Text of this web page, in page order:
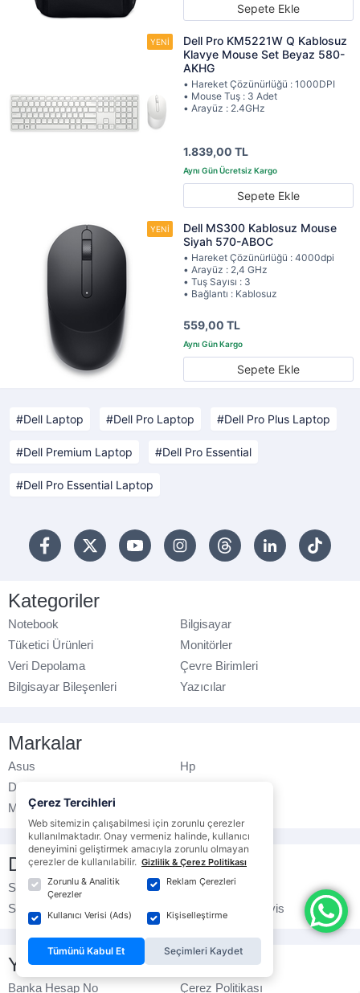
Sepete Ekle
Dell Pro KM5221W Q Kablosuz
Klavye Mouse Set Beyaz 580-
AKHG
• Hareket Çözünürlüğü : 1000DPI
• Mouse Tuş : 3 Adet
• Arayüz : 2.4GHz
1.839,00 TL
Sepete Ekle
Dell MS300 Kablosuz Mouse
Siyah 570-ABOC
• Hareket Çözünürlüğü : 4000dpi
• Arayüz : 2,4 GHz
• Tuş Sayısı : 3
• Bağlantı : Kablosuz
559,00 TL
Sepete Ekle
Dell Laptop Dell Pro Laptop Dell Pro Plus Laptop
Dell Premium Laptop Dell Pro Essential
Dell Pro Essential Laptop
Kategoriler
Notebook
Bilgisayar
Tüketici Ürünleri
Monitörler
Veri Depolama
Çevre Birimleri
Bilgisayar Bileşenleri
Yazıcılar
Markalar
Asus
Hp
Dell
MSI
Destek
Sipariş Takibi
İade İşlemleri
Sık Sorulan Sorular
Yetkili Teknik Servis
Yasal Bilgilendirme
Banka Hesap No Çerez Politikası
Çerez Tercihleri
Web sitemizin çalışabilmesi için zorunlu çerezler
kullanılmaktadır. Onay vermeniz halinde, kullanıcı
deneyimini geliştirmek amacıyla zorunlu olmayan
çerezler de kullanılabilir. Gizlilik & Çerez Politikası
Zorunlu & Analitik
Çerezler
Reklam Çerezleri
Kullanıcı Verisi (Ads) Kişiselleştirme
Tümünü Kabul Et Seçimleri Kaydet